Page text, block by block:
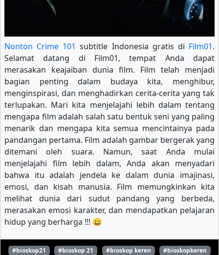
Nonton Crime 101 subtitle Indonesia gratis di Film01.
Selamat datang di Film01, tempat Anda dapat
merasakan keajaiban dunia film. Film telah menjadi
bagian penting dalam budaya kita, menghibur,
menginspirasi, dan menghadirkan cerita-cerita yang tak
terlupakan. Mari kita menjelajahi lebih dalam tentang
mengapa film adalah salah satu bentuk seni yang paling
menarik dan mengapa kita semua mencintainya pada
pandangan pertama. Film adalah gambar bergerak yang
ditemani oleh suara. Namun, saat Anda mulai
menjelajahi film lebih dalam, Anda akan menyadari
bahwa itu adalah jendela ke dalam dunia imajinasi,
emosi, dan kisah manusia. Film memungkinkan kita
melihat dunia dari sudut pandang yang berbeda,
merasakan emosi karakter, dan mendapatkan pelajaran
hidup yang berharga !!! 😀
#bioskop21 #bioskop 21 #bioskop keren
#bioskopkeren